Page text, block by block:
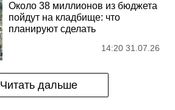
Около 38 миллионов из бюджета
пойдут на кладбище: что
планируют сделать
14:20 31.07.26
Читать дальше